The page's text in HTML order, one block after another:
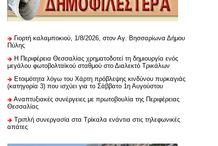
Γιορτή καλαμποκιού, 1/8/2026, στον Αγ. Βησσαρίωνα Δήμου
Πύλης
H Περιφέρεια Θεσσαλίας χρηματοδοτεί τη δημιουργία ενός
μεγάλου φωτοβολταϊκού σταθμού στο Διαλεκτό Τρικάλων
Ετοιμότητα λόγω του Χάρτη πρόβλεψης κινδύνου πυρκαγιάς
(κατηγορία 3) που ισχύει για το Σάββατο 1η Αυγούστου
Αναπτυξιακές συνέργειες με πρωτοβουλία της Περιφέρειας
Θεσσαλίας
Τριπλή συνεργασία στα Τρίκαλα ενάντια στις τηλεφωνικές
απάτες